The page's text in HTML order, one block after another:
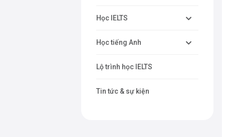
Học IELTS
Học tiếng Anh
Lộ trình học IELTS
Tin tức & sự kiện